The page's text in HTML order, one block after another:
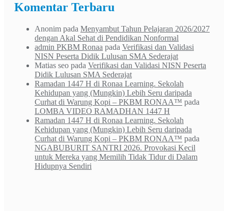
Komentar Terbaru
Anonim pada Menyambut Tahun Pelajaran 2026/2027
dengan Akal Sehat di Pendidikan Nonformal
admin PKBM Ronaa pada Verifikasi dan Validasi
NISN Peserta Didik Lulusan SMA Sederajat
Matias seo pada Verifikasi dan Validasi NISN Peserta
Didik Lulusan SMA Sederajat
Ramadan 1447 H di Ronaa Learning. Sekolah
Kehidupan yang (Mungkin) Lebih Seru daripada
Curhat di Warung Kopi – PKBM RONAA™ pada
LOMBA VIDEO RAMADHAN 1447 H
Ramadan 1447 H di Ronaa Learning. Sekolah
Kehidupan yang (Mungkin) Lebih Seru daripada
Curhat di Warung Kopi – PKBM RONAA™ pada
NGABUBURIT SANTRI 2026. Provokasi Kecil
untuk Mereka yang Memilih Tidak Tidur di Dalam
Hidupnya Sendiri